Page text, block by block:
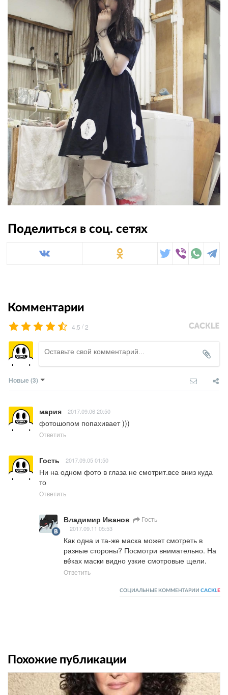
Поделиться в соц. сетях
Комментарии
4.5 /2
Новые (3)
мария 2017.09.06 20:50
фотошопом попахивает )))
Ответить
Гость 2017.09.05 01:50
Ни на одном фото в глаза не смотрит.все вниз куда
то
Ответить
Владимир Иванов Гость
2017.09.11 05:53
Как одна и та-же маска может смотреть в
разные стороны? Посмотри внимательно. На
вéках маски видно узкие смотровые щели.
Ответить
СОЦИАЛЬНЫЕ КОММЕНТАРИИ CACKL E
Похожие публикации